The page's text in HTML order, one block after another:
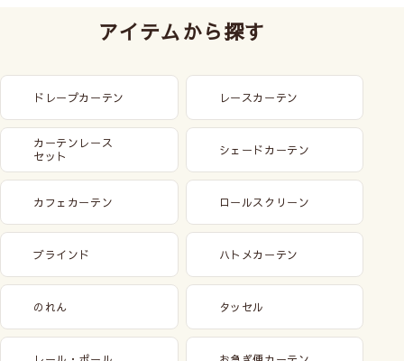
アイテムから探す
ドレープカーテン レースカーテン
カーテンレース
セット
シェードカーテン
カフェカーテン ロールスクリーン
ブラインド ハトメカーテン
のれん タッセル